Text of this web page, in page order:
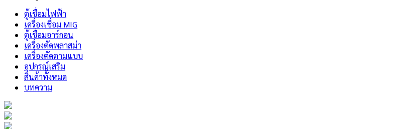
ตู้เชื่อมไฟฟ้า
เครื่องเชื่อม MIG
ตู้เชื่อมอาร์กอน
เครื่องตัดพลาสม่า
เครื่องตัดตามแบบ
อุปกรณ์เสริม
สินค้าทั้งหมด
บทความ